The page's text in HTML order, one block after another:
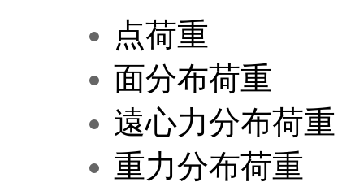
点荷重
面分布荷重
遠心力分布荷重
重力分布荷重